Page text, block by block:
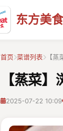
东方美食
首页 菜谱列表 【
【蒸菜
2025-07-22 10:09